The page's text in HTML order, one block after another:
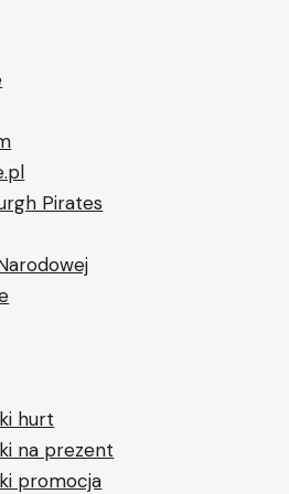
Pirates
hurt
na prezent
promocja